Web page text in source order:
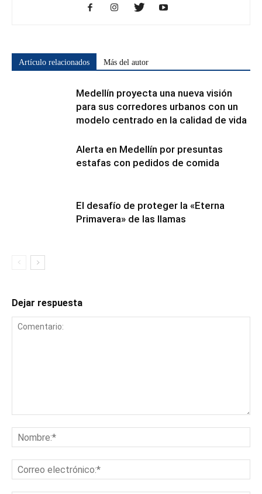
Artículo relacionados Más del autor
Medellín proyecta una nueva visión
para sus corredores urbanos con un
modelo centrado en la calidad de vida
Alerta en Medellín por presuntas
estafas con pedidos de comida
El desafío de proteger la «Eterna
Primavera» de las llamas
Dejar respuesta